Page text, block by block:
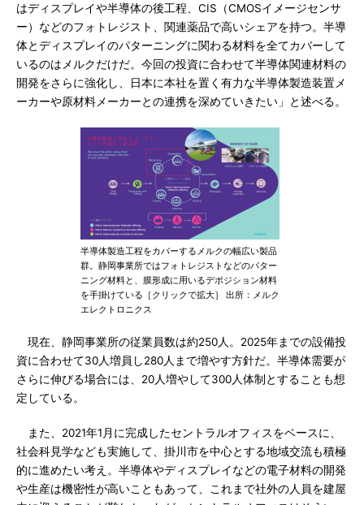
はディスプレイや半導体の後工程、CIS（CMOSイメージセンサ
ー）などのフォトレジスト、関連薬品で高いシェアを持つ。半導
体とディスプレイのパターニングに関わる材料を全てカバーして
いるのはメルクだけだ。今回の投資に合わせて半導体関連材料の
開発をさらに強化し、日本に本社を置く有力な半導体製造装置メ
ーカーや原材料メーカーとの連携を深めていきたい」と述べる。
半導体製造工程をカバーするメルクの幅広い製品
群。静岡事業所ではフォトレジストなどのパター
ニング材料と、膜形成に用いるデポジション材料
を手掛けている［クリックで拡大］ 出所：メルク
エレクトロニクス
現在、静岡事業所の従業員数は約250人。2025年までの設備投
資に合わせて30人増員し280人まで増やす方針だ。半導体需要が
さらに伸びる場合には、20人増やして300人体制とすることも想
定している。
また、2021年1月に完成したセントラルオフィスをベースに、
社会科見学なども実施して、掛川市を中心とする地域交流も積極
的に進めたい考え。半導体やディスプレイなどの電子材料の開発
や生産は機密性が高いこともあって、これまで社外の人員を建屋